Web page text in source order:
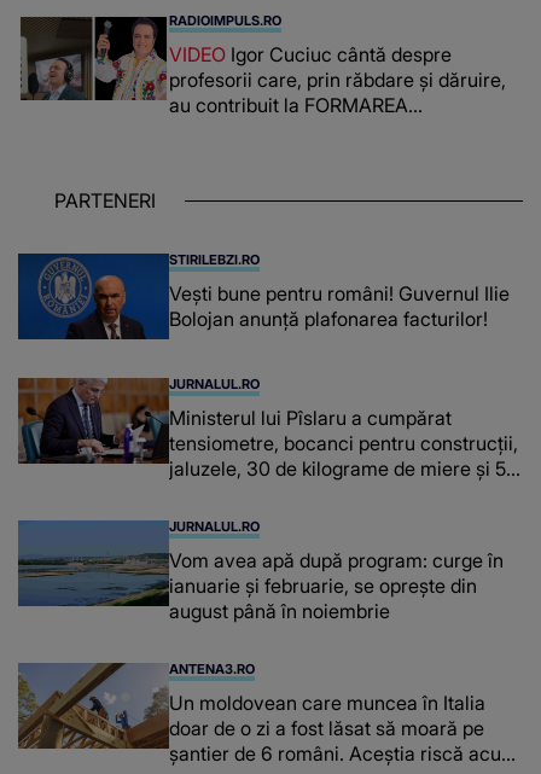
românca ucisă în Italia și ascunsă în
lada unui pat: " Îmi pare rău că nu am
reușit să fac mai mult pentru ea și..."
RADIOIMPULS.RO
VIDEO Igor Cuciuc cântă despre
profesorii care, prin răbdare și dăruire,
au contribuit la FORMAREA
chiar și după trecerea anilor: "De
PARTENERI
STIRILEBZI.RO
Vești bune pentru români! Guvernul Ilie
Bolojan anunță plafonarea facturilor!
JURNALUL.RO
Ministerul lui Pîslaru a cumpărat
tensiometre, bocanci pentru construcții,
jaluzele, 30 de kilograme de miere și 50
JURNALUL.RO
Vom avea apă după program: curge în
ianuarie și februarie, se oprește din
august până în noiembrie
ANTENA3.RO
Un moldovean care muncea în Italia
doar de o zi a fost lăsat să moară pe
şantier de 6 români. Aceștia riscă acum